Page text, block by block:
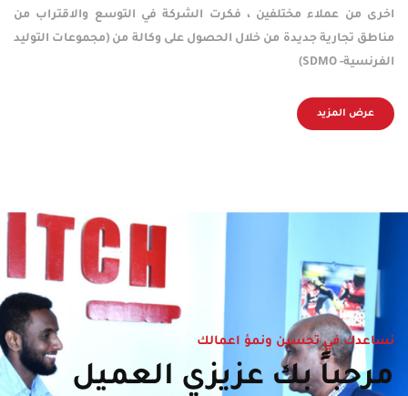
اخرى من عملاء مختلفين ، فكرت الشركة في التوسع والاقتراب من
مناطق تجارية جديدة من خلال الحصول على وكالة من (مجموعات التوليد
الفرنسية- SDMO)
عرض المزيد
نساعدك في تحسين ونمؤ اعمالك
مرحباً بك عزيزي العميل